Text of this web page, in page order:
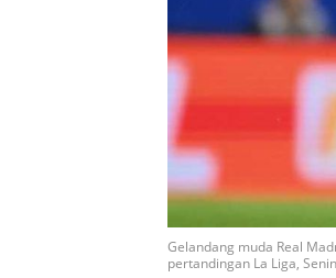
Gelandang muda Real
pertandingan La Liga,